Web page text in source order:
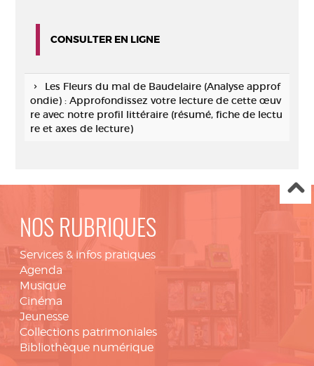
CONSULTER EN LIGNE
Les Fleurs du mal de Baudelaire (Analyse approf
ondie) : Approfondissez votre lecture de cette œuv
re avec notre profil littéraire (résumé, fiche de lectu
re et axes de lecture)
NOS RUBRIQUES
Services & infos pratiques
Agenda
Musique
Cinéma
Jeunesse
Collections patrimoniales
Bibliothèque numérique